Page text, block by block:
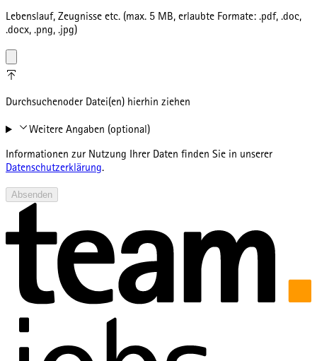
Lebenslauf, Zeugnisse etc. (max. 5 MB, erlaubte Formate: .pdf, .doc,
.docx, .png, .jpg)
Durchsuchenoder Datei(en) hierhin ziehen
Weitere Angaben (optional)
Informationen zur Nutzung Ihrer Daten finden Sie in unserer
Datenschutzerklärung.
Absenden